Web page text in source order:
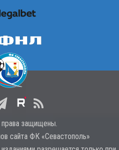
защищены.
сайта ФК «Севастополь»